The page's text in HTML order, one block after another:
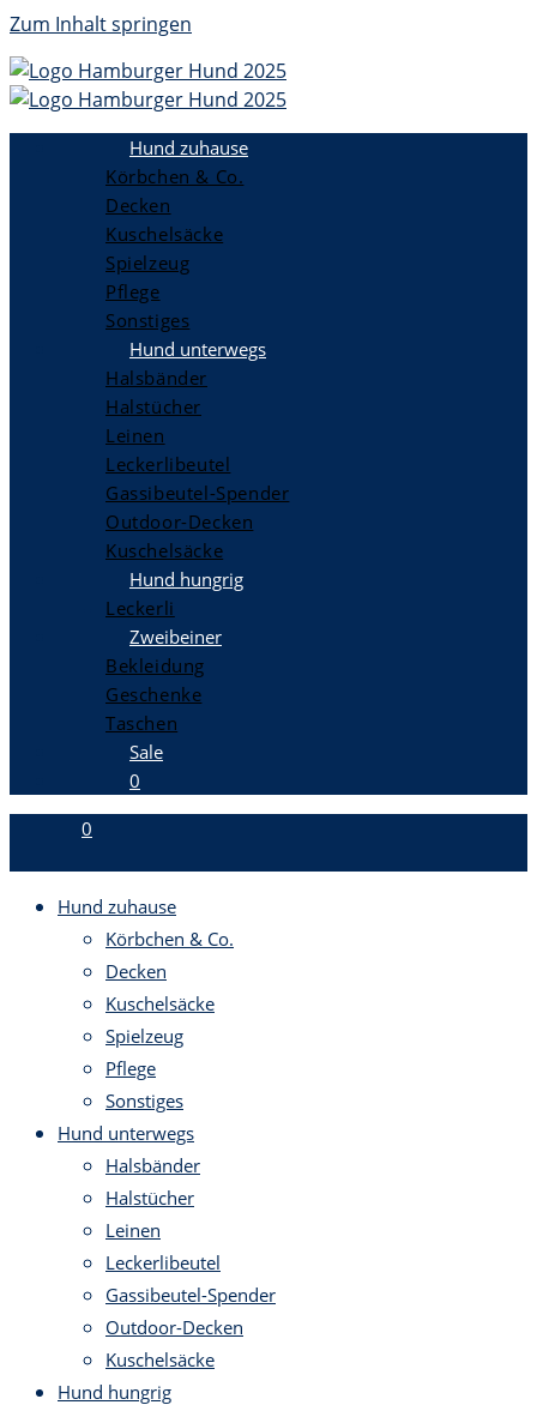
Zum Inhalt springen
Hund zuhause
Körbchen & Co.
Decken
Kuschelsäcke
Spielzeug
Pflege
Sonstiges
Hund unterwegs
Halsbänder
Halstücher
Leinen
Leckerlibeutel
Gassibeutel-Spender
Outdoor-Decken
Kuschelsäcke
Hund hungrig
Leckerli
Zweibeiner
Bekleidung
Geschenke
Taschen
Sale
0
0
Hund zuhause
Körbchen & Co.
Decken
Kuschelsäcke
Spielzeug
Pflege
Sonstiges
Hund unterwegs
Halsbänder
Halstücher
Leinen
Leckerlibeutel
Gassibeutel-Spender
Outdoor-Decken
Kuschelsäcke
Hund hungrig